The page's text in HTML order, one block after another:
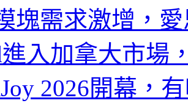
塊需求激增，
入加拿大市場
2026開幕，